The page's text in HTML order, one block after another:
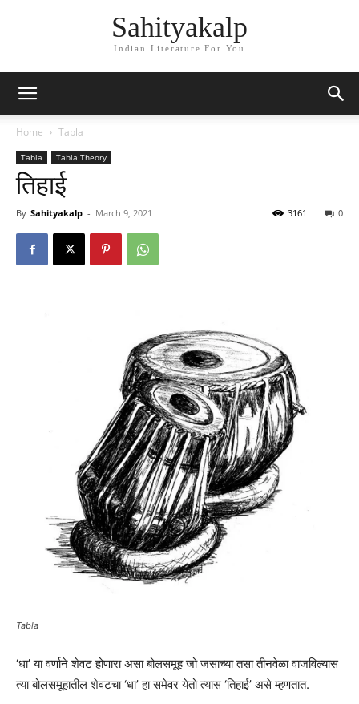
Sahityakalp
Indian Literature For You
Home Tabla
Tabla Tabla Theory
तिहाई
By Sahityakalp - March 9, 2021 0
3161
Tabla
‘धा’ या वर्णाने शेवट होणारा असा बोलसमूह जो जसाच्या तसा तीनवेळा वाजविल्यास
त्या बोलसमूहातील शेवटचा ‘धा’ हा समेवर येतो त्यास ‘तिहाई’ असे म्हणतात.